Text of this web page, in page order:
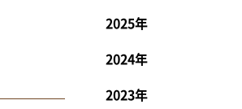
2025年
2024年
2023年